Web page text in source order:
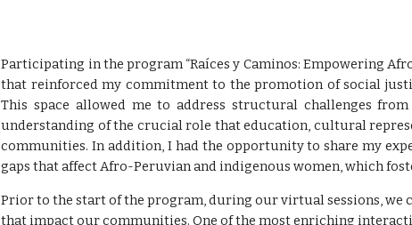
Participating in the program “Raíces y Caminos: Empowering
that reinforced my commitment to the promotion of social
This space allowed me to address structural challenges
understanding of the crucial role that education, cultural
communities. In addition, I had the opportunity to share my
gaps that affect Afro-Peruvian and indigenous women, which
Prior to the start of the program, during our virtual sessions,
that impact our communities. One of the most enriching